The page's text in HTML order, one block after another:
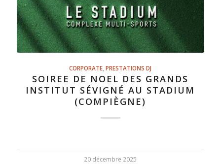
CORPORATE ,PRESTATIONS DJ
SOIREE DE NOEL DES GRANDS
INSTITUT SÉVIGNÉ AU STADIUM
(COMPIÈGNE)
20 décembre 2025